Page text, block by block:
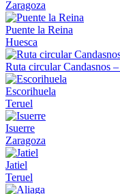
Zaragoza
Puente la Reina
Huesca
Ruta circular Candasnos
Escorihuela
Teruel
Isuerre
Zaragoza
Jatiel
Teruel